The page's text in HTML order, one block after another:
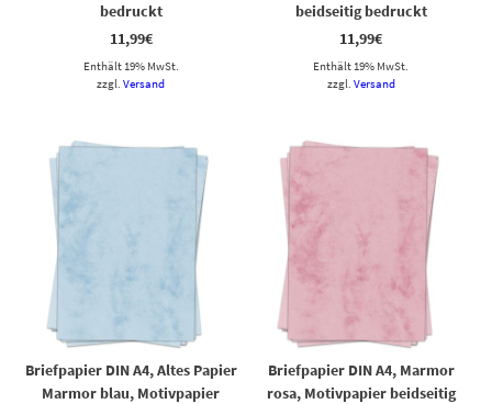
bedruckt
11,99€
Enthält 19% MwSt.
zzgl.Versand
beidseitig bedruckt
11,99€
Enthält 19% MwSt.
zzgl. Versand
Briefpapier DIN A4, Altes Papier
Marmor blau, Motivpapier
Briefpapier DIN A4, Marmor
rosa, Motivpapier beidseitig